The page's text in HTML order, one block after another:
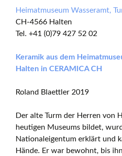
Heimatmuseum Wasseramt,
CH-4566 Halten
Tel. +41 (0)79 427 52 02
Keramik aus dem
Halten in CERAMICA CH
Roland Blaettler 2019
Der alte Turm der Herren von
heutigen Museums bildet,
Nationaleigentum erklärt und
Hände. Er war bewohnt, bis